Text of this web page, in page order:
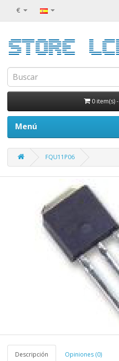
€
0 item(s)-
Menú
FQU11P06
Descripción Opiniones (0)